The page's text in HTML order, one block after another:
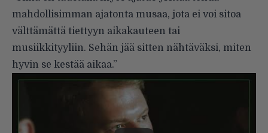
mahdollisimman ajatonta musaa, jota ei voi sitoa
välttämättä tiettyyn aikakauteen tai
musiikkityyliin. Sehän jää sitten nähtäväksi, miten
hyvin se kestää aikaa.”